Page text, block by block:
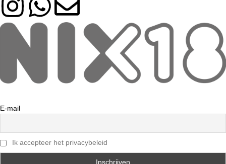
E-mail
Ik accepteer het privacybeleid